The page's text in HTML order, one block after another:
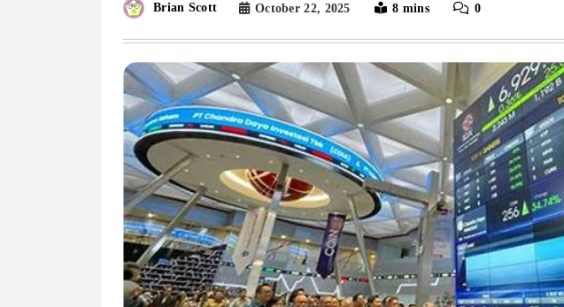
Brian Scott October 22, 2025 8 mins 0